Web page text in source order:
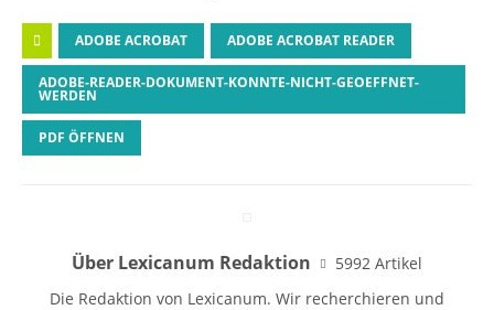
ADOBE ACROBAT ADOBE ACROBAT READER
ADOBE-READER-DOKUMENT-KONNTE-NICHT-GEOEFFNET-
WERDEN
PDF ÖFFNEN
Über Lexicanum Redaktion
5992 Artikel
Die Redaktion von Lexicanum. Wir recherchieren und